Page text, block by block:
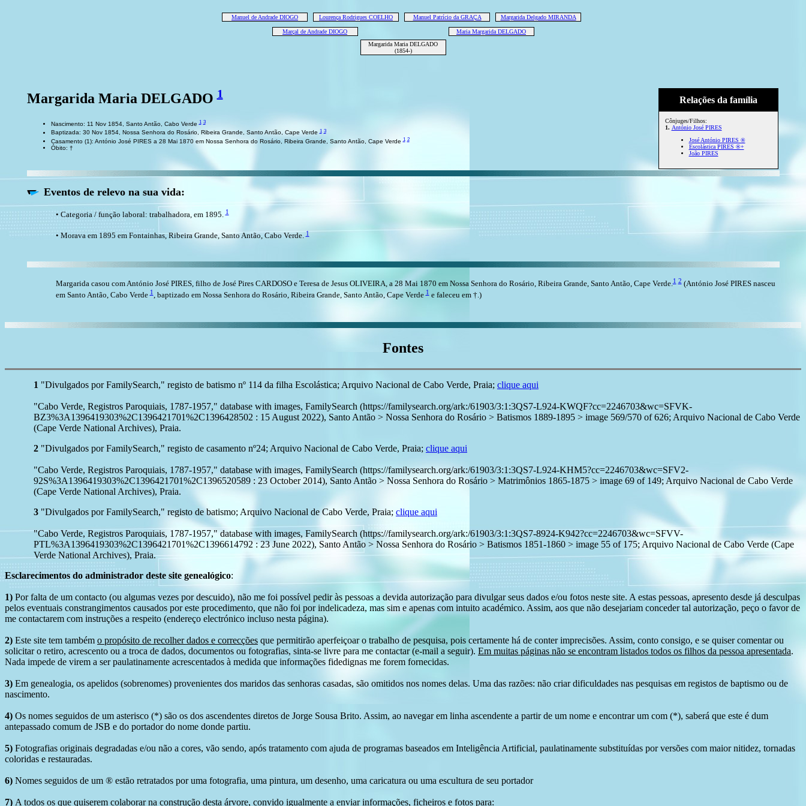
Manuel de Andrade DIOGO Lourença Rodrigues COELHO Manuel Patrício da GRAÇA Margarida Delgado MIRANDA
Marçal de Andrade DIOGO
Maria Margarida DELGADO
Margarida Maria DELGADO
(1854-)
Relações da família
Cônjuges/Filhos:
1. António José PIRES
José António PIRES ®
Escolástica PIRES ®+
João PIRES
Margarida Maria DELGADO1
Nascimento: 11 Nov 1854, Santo Antão, Cabo Verde1 3
Baptizada: 30 Nov 1854, Nossa Senhora do Rosário, Ribeira Grande, Santo Antão, Cape Verde1 3
Casamento (1): António José PIRES a 28 Mai 1870 em Nossa Senhora do Rosário, Ribeira Grande, Santo Antão, Cape Verde1 2
Óbito: †
Eventos de relevo na sua vida:
• Categoria / função laboral: trabalhadora, em 1895.1
• Morava em 1895 em Fontainhas, Ribeira Grande, Santo Antão, Cabo Verde.1
Margarida casou com António José PIRES, filho de José Pires CARDOSO e Teresa de Jesus OLIVEIRA, a 28 Mai 1870 em Nossa Senhora do Rosário, Ribeira Grande, Santo Antão, Cape Verde.1 2(António José PIRES nasceu
em Santo Antão, Cabo Verde1, baptizado em Nossa Senhora do Rosário, Ribeira Grande, Santo Antão, Cape Verde1e faleceu em †.)
Fontes
1 "Divulgados por FamilySearch," registo de batismo nº 114 da filha Escolástica; Arquivo Nacional de Cabo Verde, Praia; clique aqui
"Cabo Verde, Registros Paroquiais, 1787-1957," database with images, FamilySearch (https://familysearch.org/ark:/61903/3:1:3QS7-L924-KWQF?cc=2246703&wc=SFVK-
BZ3%3A1396419303%2C1396421701%2C1396428502 : 15 August 2022), Santo Antão > Nossa Senhora do Rosário > Batismos 1889-1895 > image 569/570 of 626; Arquivo Nacional de Cabo Verde
(Cape Verde National Archives), Praia.
2 "Divulgados por FamilySearch," registo de casamento nº24; Arquivo Nacional de Cabo Verde, Praia; clique aqui
"Cabo Verde, Registros Paroquiais, 1787-1957," database with images, FamilySearch (https://familysearch.org/ark:/61903/3:1:3QS7-L924-KHM5?cc=2246703&wc=SFV2-
92S%3A1396419303%2C1396421701%2C1396520589 : 23 October 2014), Santo Antão > Nossa Senhora do Rosário > Matrimônios 1865-1875 > image 69 of 149; Arquivo Nacional de Cabo Verde
(Cape Verde National Archives), Praia.
3 "Divulgados por FamilySearch," registo de batismo; Arquivo Nacional de Cabo Verde, Praia; clique aqui
"Cabo Verde, Registros Paroquiais, 1787-1957," database with images, FamilySearch (https://familysearch.org/ark:/61903/3:1:3QS7-8924-K942?cc=2246703&wc=SFVV-
PTL%3A1396419303%2C1396421701%2C1396614792 : 23 June 2022), Santo Antão > Nossa Senhora do Rosário > Batismos 1851-1860 > image 55 of 175; Arquivo Nacional de Cabo Verde (Cape
Verde National Archives), Praia.
Esclarecimentos do administrador deste site genealógico:
1) Por falta de um contacto (ou algumas vezes por descuido), não me foi possível pedir às pessoas a devida autorização para divulgar seus dados e/ou fotos neste site. A estas pessoas, apresento desde já desculpas
pelos eventuais constrangimentos causados por este procedimento, que não foi por indelicadeza, mas sim e apenas com intuito académico. Assim, aos que não desejariam conceder tal autorização, peço o favor de
me contactarem com instruções a respeito (endereço electrónico incluso nesta página).
2) Este site tem também o propósito de recolher dados e correcções que permitirão aperfeiçoar o trabalho de pesquisa, pois certamente há de conter imprecisões. Assim, conto consigo, e se quiser comentar ou
solicitar o retiro, acrescento ou a troca de dados, documentos ou fotografias, sinta-se livre para me contactar (e-mail a seguir). Em muitas páginas não se encontram listados todos os filhos da pessoa apresentada.
Nada impede de virem a ser paulatinamente acrescentados à medida que informações fidedignas me forem fornecidas.
3) Em genealogia, os apelidos (sobrenomes) provenientes dos maridos das senhoras casadas, são omitidos nos nomes delas. Uma das razões: não criar dificuldades nas pesquisas em registos de baptismo ou de
nascimento.
4) Os nomes seguidos de um asterisco (*) são os dos ascendentes diretos de Jorge Sousa Brito. Assim, ao navegar em linha ascendente a partir de um nome e encontrar um com (*), saberá que este é dum
antepassado comum de JSB e do portador do nome donde partiu.
5) Fotografias originais degradadas e/ou não a cores, vão sendo, após tratamento com ajuda de programas baseados em Inteligência Artificial, paulatinamente substituídas por versões com maior nitidez, tornadas
coloridas e restauradas.
6) Nomes seguidos de um ® estão retratados por uma fotografia, uma pintura, um desenho, uma caricatura ou uma escultura de seu portador
7) A todos os que quiserem colaborar na construção desta árvore, convido igualmente a enviar informações, ficheiros e fotos para: